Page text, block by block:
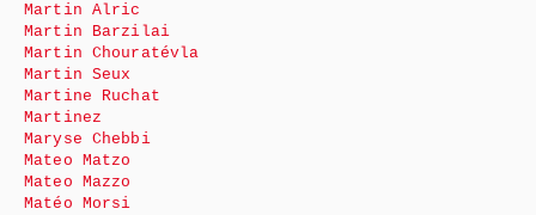
Martin Alric
Martin Barzilai
Martin Chouratévla
Martin Seux
Martine Ruchat
Martinez
Maryse Chebbi
Mateo Matzo
Mateo Mazzo
Matéo Morsi